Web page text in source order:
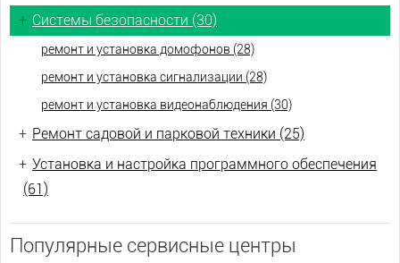
+ Системы безопасности (30)
ремонт и установка домофонов (28)
ремонт и установка сигнализации (28)
ремонт и установка видеонаблюдения (30)
+ Ремонт садовой и парковой техники (25)
+ Установка и настройка программного обеспечения
(61)
Популярные сервисные центры